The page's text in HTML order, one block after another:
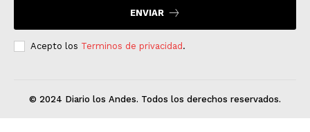
ENVIAR
Acepto los Terminos de privacidad .
© 2024 Diario los Andes. Todos los derechos reservados.